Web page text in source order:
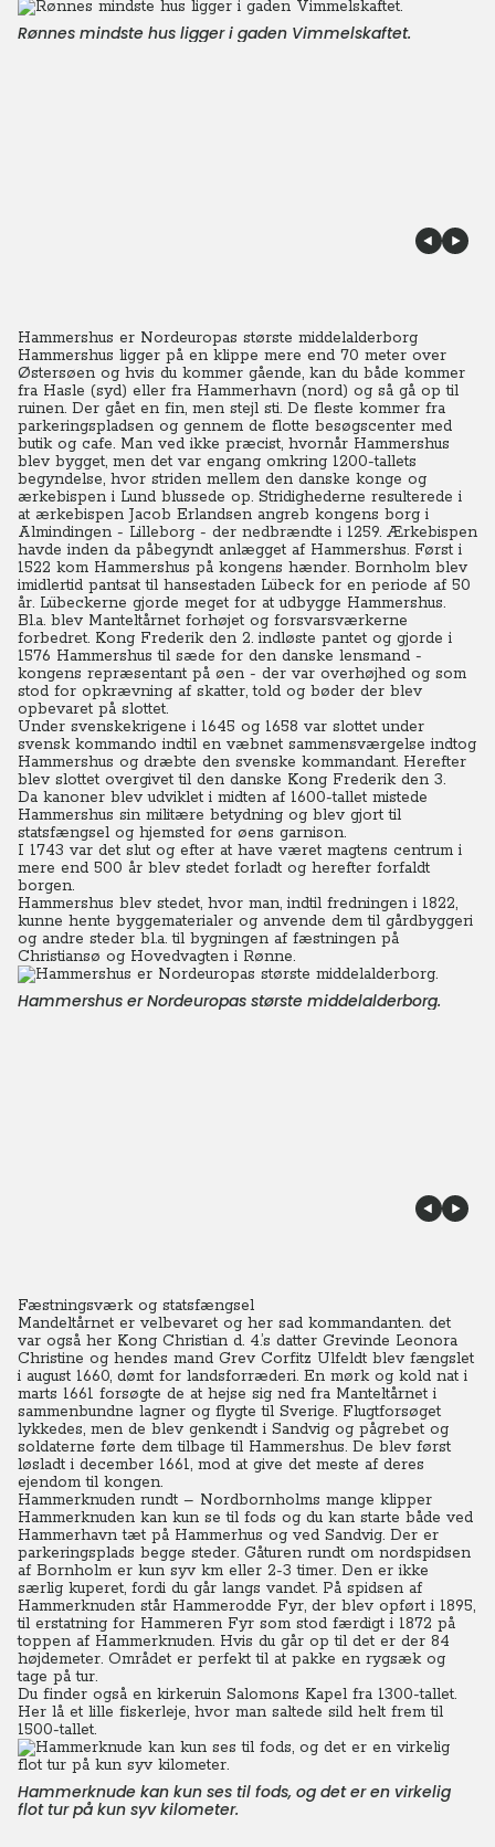
Rønnes mindste hus ligger i gaden Vimmelskaftet.
Hammershus er Nordeuropas største middelalderborg
Hammershus ligger på en klippe mere end 70 meter over
Østersøen og hvis du kommer gående, kan du både kommer
fra Hasle (syd) eller fra Hammerhavn (nord) og så gå op til
ruinen. Der gået en fin, men stejl sti. De fleste kommer fra
parkeringspladsen og gennem de flotte besøgscenter med
butik og cafe. Man ved ikke præcist, hvornår Hammershus
blev bygget, men det var engang omkring 1200-tallets
begyndelse, hvor striden mellem den danske konge og
ærkebispen i Lund blussede op. Stridighederne resulterede i
at ærkebispen Jacob Erlandsen angreb kongens borg i
Almindingen - Lilleborg - der nedbrændte i 1259. Ærkebispen
havde inden da påbegyndt anlægget af Hammershus. Først i
1522 kom Hammershus på kongens hænder. Bornholm blev
imidlertid pantsat til hansestaden Lübeck for en periode af 50
år. Lübeckerne gjorde meget for at udbygge Hammershus.
Bl.a. blev Manteltårnet forhøjet og forsvarsværkerne
forbedret. Kong Frederik den 2. indløste pantet og gjorde i
1576 Hammershus til sæde for den danske lensmand -
kongens repræsentant på øen - der var overhøjhed og som
stod for opkrævning af skatter, told og bøder der blev
opbevaret på slottet.
Under svenskekrigene i 1645 og 1658 var slottet under
svensk kommando indtil en væbnet sammensværgelse indtog
Hammershus og dræbte den svenske kommandant. Herefter
blev slottet overgivet til den danske Kong Frederik den 3.
Da kanoner blev udviklet i midten af 1600-tallet mistede
Hammershus sin militære betydning og blev gjort til
statsfængsel og hjemsted for øens garnison.
I 1743 var det slut og efter at have været magtens centrum i
mere end 500 år blev stedet forladt og herefter forfaldt
borgen.
Hammershus blev stedet, hvor man, indtil fredningen i 1822,
kunne hente byggematerialer og anvende dem til gårdbyggeri
og andre steder bl.a. til bygningen af fæstningen på
Christiansø og Hovedvagten i Rønne.
Hammershus er Nordeuropas største middelalderborg.
Fæstningsværk og statsfængsel
Mandeltårnet er velbevaret og her sad kommandanten. det
var også her Kong Christian d. 4.’s datter Grevinde Leonora
Christine og hendes mand Grev Corfitz Ulfeldt blev fængslet
i august 1660, dømt for landsforræderi. En mørk og kold nat i
marts 1661 forsøgte de at hejse sig ned fra Manteltårnet i
sammenbundne lagner og flygte til Sverige. Flugtforsøget
lykkedes, men de blev genkendt i Sandvig og pågrebet og
soldaterne førte dem tilbage til Hammershus. De blev først
løsladt i december 1661, mod at give det meste af deres
ejendom til kongen.
Hammerknuden rundt – Nordbornholms mange klipper
Hammerknuden kan kun se til fods og du kan starte både ved
Hammerhavn tæt på Hammerhus og ved Sandvig. Der er
parkeringsplads begge steder. Gåturen rundt om nordspidsen
af Bornholm er kun syv km eller 2-3 timer. Den er ikke
særlig kuperet, fordi du går langs vandet. På spidsen af
Hammerknuden står Hammerodde Fyr, der blev opført i 1895,
til erstatning for Hammeren Fyr som stod færdigt i 1872 på
toppen af Hammerknuden. Hvis du går op til det er der 84
højdemeter. Området er perfekt til at pakke en rygsæk og
tage på tur.
Du finder også en kirkeruin Salomons Kapel fra 1300-tallet.
Her lå et lille fiskerleje, hvor man saltede sild helt frem til
1500-tallet.
Hammerknude kan kun ses til fods, og det er en virkelig
flot tur på kun syv kilometer.